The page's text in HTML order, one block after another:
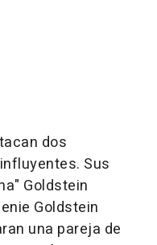
dos
Sus
Goldstein
Goldstein
una pareja de